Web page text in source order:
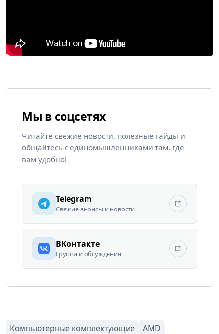
Мы в соцсетях
Читайте свежие новости, полезные гайды и
общайтесь с единомышленниками там, где
вам удобно!
Telegram
Свежие анонсы и новости
ВКонтакте
Группа и обсуждения